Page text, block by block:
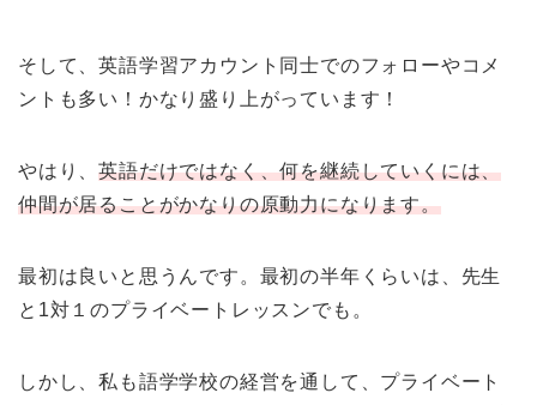
そして、英語学習アカウント同士でのフォローやコメ
ントも多い！かなり盛り上がっています！
やはり、英語だけではなく、何を継続していくには、
仲間が居ることがかなりの原動力になります。
最初は良いと思うんです。最初の半年くらいは、先生
と1対１のプライベートレッスンでも。
しかし、私も語学学校の経営を通して、プライベート